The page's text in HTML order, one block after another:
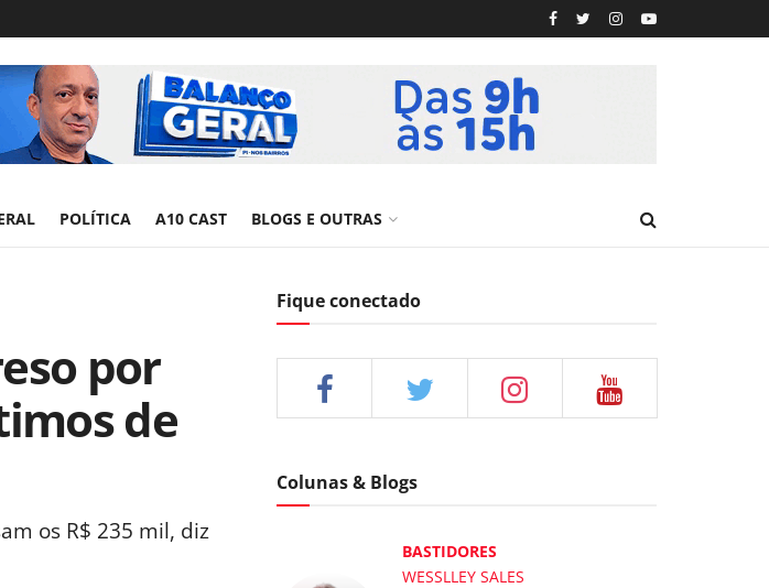
POLÍTICA A10 CAST BLOGS E OUTRAS
por
de
os R$ 235 mil, diz
Fique conectado
Colunas & Blogs
BASTIDORES
WESSLLEY SALES